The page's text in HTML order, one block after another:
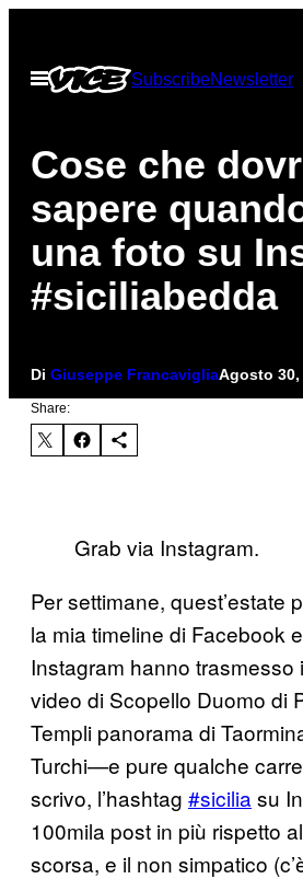
contenuto
Apri
SubscribeNewsletter
Cose che
sapere
una foto su
#siciliabedda
Di Giuseppe FrancavigliaAgosto 30,
Share:
Grab via Instagram.
Per settimane, quest’estate
la mia timeline di Facebook
Instagram hanno trasmesso
video di Scopello Duomo di
Templi panorama di
Turchi—e pure qualche
scrivo, l’hashtag #sicilia su
100mila post in più rispetto
scorsa, e il non simpatico